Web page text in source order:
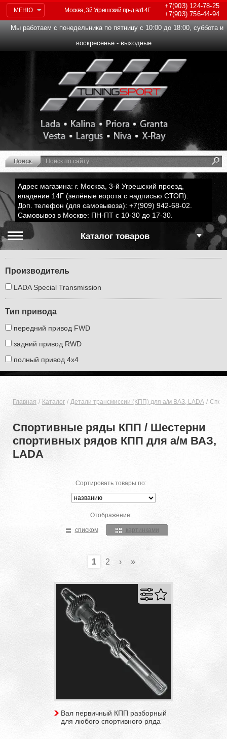
МЕНЮ
+7(903)124-78-25
+7(903)756-44-94
Москва, 3й Угрешский пр-д вл14Г
Мы работаем с понедельника по пятницу с 10:00 до 18:00, суббота и
воскресенье - выходные
Адрес магазина: г. Москва, 3-й Угрешский проезд,
владение 14Г (зелёные ворота с надписью СТОП).
Доп. телефон (для самовывоза): +7(909) 942-68-02.
Самовывоз в Москве: ПН-ПТ с 10-30 до 17-30.
Каталог товаров
Производитель
LADA Special Transmission
Тип привода
передний привод FWD
задний привод RWD
полный привод 4х4
Главная Каталог Детали трансмиссии (КПП) для а/м ВАЗ, LADA
Спортивные ряды КПП / Шестерни
спортивных рядов КПП для а/м ВАЗ,
LADA
Сортировать товары по:
Отображение:
списком картинками
1 2 › »
Вал первичный КПП разборный
для любого спортивного ряда